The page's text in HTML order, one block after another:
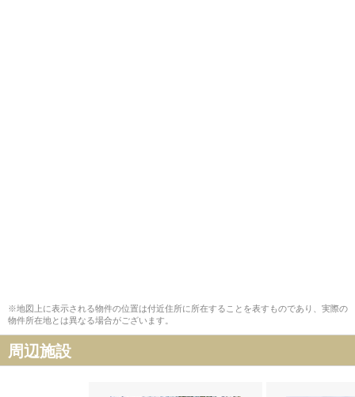
※地図上に表示される物件の位置は付近住所に所在することを表すものであり、実際の
物件所在地とは異なる場合がございます。
周辺施設